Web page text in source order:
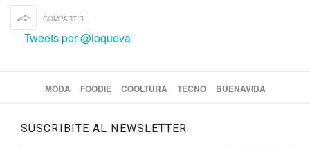
COMPARTIR
Tweets por @loqueva
MODA FOODIE COOLTURA TECNO BUENAVIDA
SUSCRIBITE AL NEWSLETTER